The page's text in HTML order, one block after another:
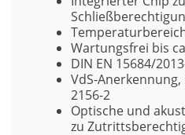
Wartungsfrei bis
DIN EN 15684/
VdS-Anerkennung,
2156-2
Optische und
zu